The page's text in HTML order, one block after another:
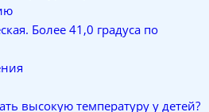
Более 41,0 градуса по
высокую температуру у детей?